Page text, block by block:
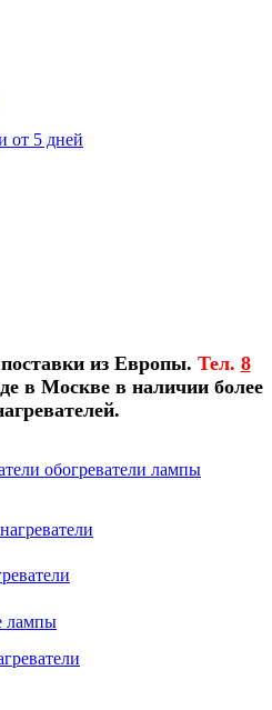
от 5 дней
из Европы. Тел. 8
в Москве в наличии более
обогреватели лампы
лампы